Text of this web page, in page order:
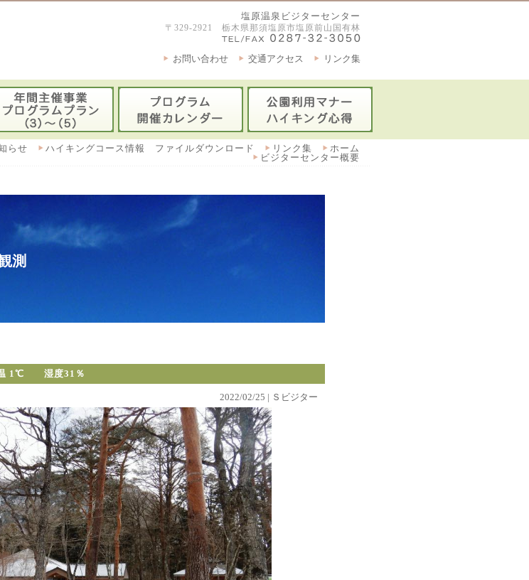
塩原温泉ビジターセンター
〒329-2921 栃木県那須塩原市塩原前山国有林
リンク集
交通アクセス
お問い合わせ
ホーム
リンク集
ハイキングコース情報 ファイルダウンロード
らせ
ビジターセンター概要
測
1℃ 湿度31％
2022/02/25 | Ｓビジター